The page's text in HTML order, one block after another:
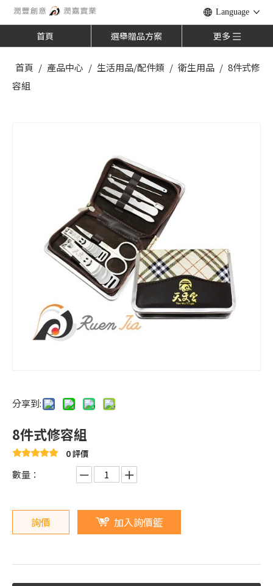
Language
首頁 選舉贈品方案 更多
首頁 / 產品中心 / 生活用品/配件類 / 衛生用品 / 8件式修
容組
分享到:
8件式修容組
0 評價
數量：
詢價 加入詢價籃